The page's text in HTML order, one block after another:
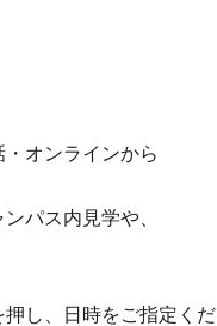
・オンラインから
パス内見学や、
押し、日時をご指定くだ